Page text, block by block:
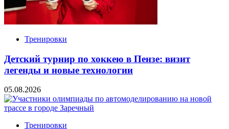
Тренировки
Детский турнир по хоккею в Пензе: визит
легенды и новые технологии
05.08.2026
Тренировки